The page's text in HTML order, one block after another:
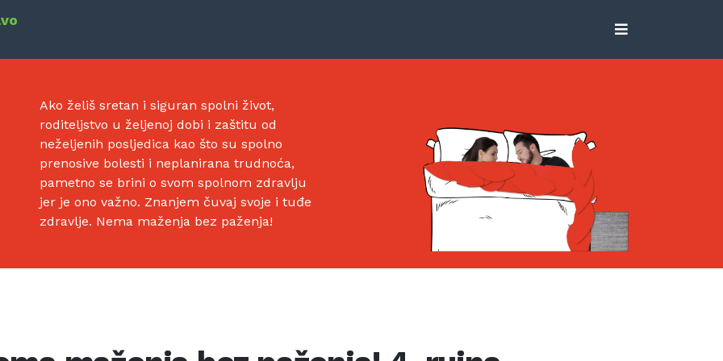
Ako želiš sretan i siguran spolni život,
roditeljstvo u željenoj dobi i zaštitu od
neželjenih posljedica kao što su spolno
prenosive bolesti i neplanirana trudnoća,
pametno se brini o svom spolnom zdravlju
jer je ono važno. Znanjem čuvaj svoje i tuđe
zdravlje. Nema maženja bez paženja!